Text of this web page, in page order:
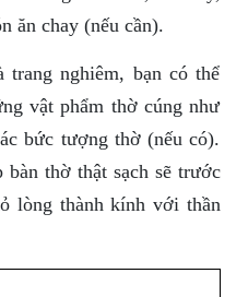
ăn chay (nếu cần).
nghiêm, bạn có thể
vật phẩm thờ cúng như
bức tượng thờ (nếu có).
thờ thật sạch sẽ trước
lòng thành kính với thần